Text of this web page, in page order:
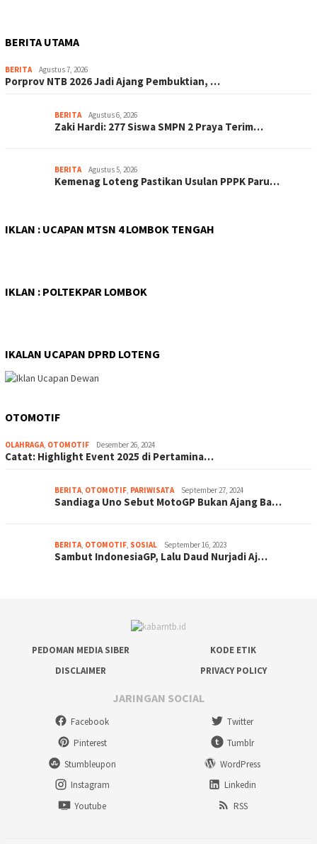
BERITA UTAMA
BERITA Agustus 7, 2026
Porprov NTB 2026 Jadi Ajang Pembuktian, …
BERITA Agustus 6, 2026
Zaki Hardi: 277 Siswa SMPN 2 Praya Terim…
BERITA Agustus 5, 2026
Kemenag Loteng Pastikan Usulan PPPK Paru…
IKLAN : UCAPAN MTSN 4 LOMBOK TENGAH
IKLAN : POLTEKPAR LOMBOK
IKALAN UCAPAN DPRD LOTENG
OTOMOTIF
OLAHRAGA, OTOMOTIF Desember 26, 2024
Catat: Highlight Event 2025 di Pertamina…
BERITA, OTOMOTIF, PARIWISATA September 27, 2024
Sandiaga Uno Sebut MotoGP Bukan Ajang Ba…
BERITA, OTOMOTIF, SOSIAL September 16, 2023
Sambut IndonesiaGP, Lalu Daud Nurjadi Aj…
PEDOMAN MEDIA SIBER
KODE ETIK
DISCLAIMER
PRIVACY POLICY
JARINGAN SOCIAL
Facebook
Twitter
Pinterest
Tumblr
Stumbleupon
WordPress
Instagram
Linkedin
Youtube
RSS